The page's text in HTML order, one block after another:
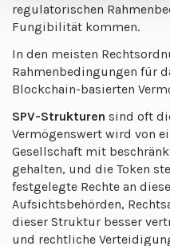
regulatorischen
Fungibilität kommen.
In den meisten
Rahmenbedingungen für
Blockchain-basierten
SPV-Strukturen sind oft
Vermögenswert wird von
Gesellschaft mit
gehalten, und die Token
festgelegte Rechte an
Aufsichtsbehörden,
dieser Struktur besser
und rechtliche